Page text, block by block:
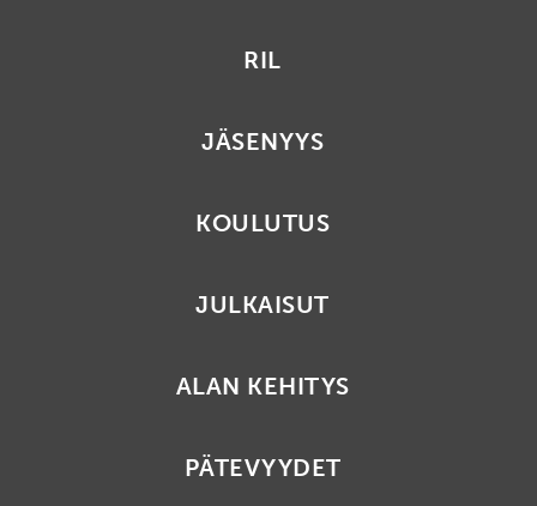
RIL
JÄSENYYS
KOULUTUS
JULKAISUT
ALAN KEHITYS
PÄTEVYYDET